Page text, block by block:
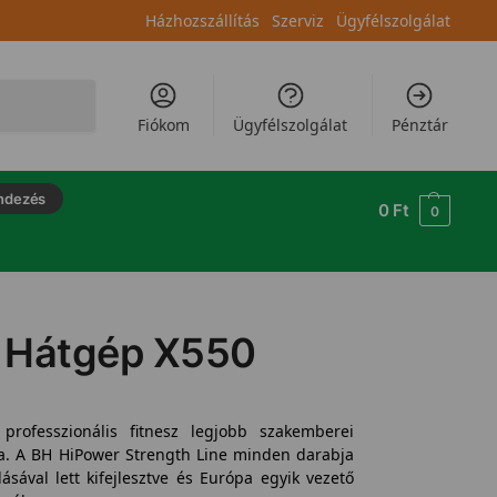
Házhozszállítás Szerviz Ügyfélszolgálat
Fiókom Ügyfélszolgálat Pénztár
0 Ft 0
X550
fitnesz legjobb szakemberei
A BH HiPower Strength Line minden darabja
lett kifejlesztve és Európa egyik vezető